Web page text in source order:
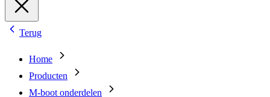
Terug
Home
Producten
M-boot onderdelen